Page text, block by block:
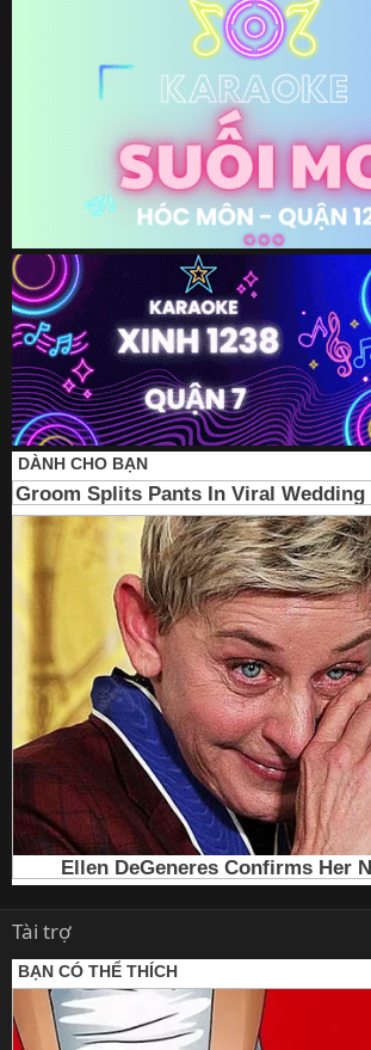
Tài trợ